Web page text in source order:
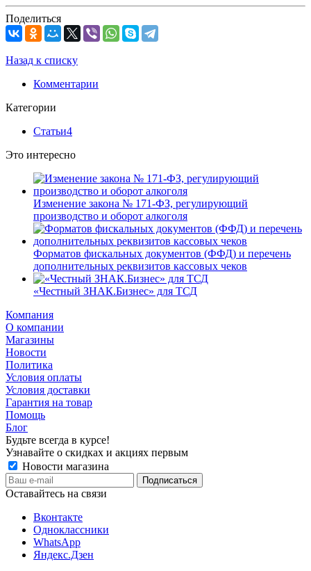
Поделиться
Назад к списку
Комментарии
Категории
Статьи4
Это интересно
Изменение закона № 171-ФЗ, регулирующий
производство и оборот алкоголя
Форматов фискальных документов (ФФД) и перечень
дополнительных реквизитов кассовых чеков
«Честный ЗНАК.Бизнес» для ТСД
Компания
О компании
Магазины
Новости
Политика
Условия оплаты
Условия доставки
Гарантия на товар
Помощь
Блог
Будьте всегда в курсе!
Узнавайте о скидках и акциях первым
Новости магазина
Оставайтесь на связи
Вконтакте
Одноклассники
WhatsApp
Яндекс.Дзен